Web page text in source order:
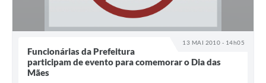
13 MAI 2010 - 14h05
Funcionárias da Prefeitura
participam de evento para comemorar o Dia das
Mães